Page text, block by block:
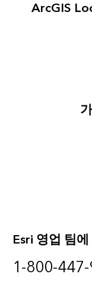
ArcGIS
Esri 영업 팀
1-800-